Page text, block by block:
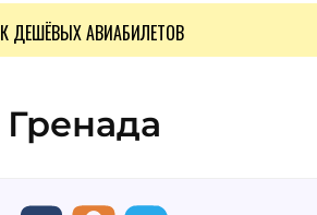
ДЕШЁВЫХ АВИАБИЛЕТОВ